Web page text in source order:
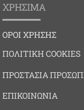
ΧΡΗΣΙΜΑ
ΟΡΟΙ ΧΡΗΣΗΣ
ΠΟΛΙΤΙΚΗ COOKIES
ΠΡΟΣΤΑΣΙΑ
ΕΠΙΚΟΙΝΩΝΙΑ